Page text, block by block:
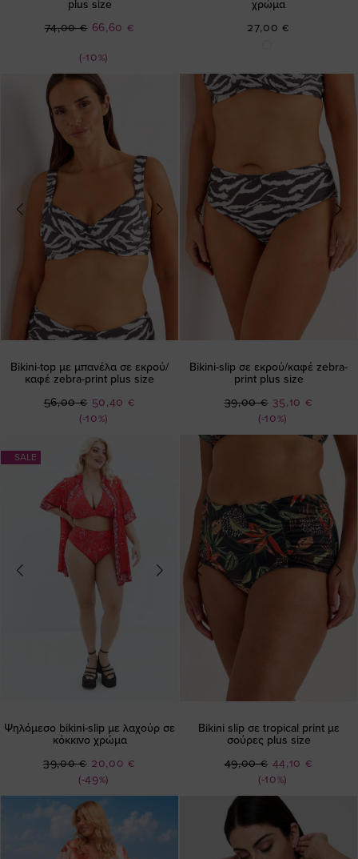
plus size
(-10%)
Ειδική
66,60 €
74,00 €
χρώμα
27,00 €
Bikini-top με μπανέλα σε εκρού/
καφέ zebra-print plus size
(-10%)
Ειδική
Τιμή
50,40 €
56,00 €
Bikini-slip σε εκρού/καφέ zebra-
print plus size
(-10%)
Ειδική
Τιμή
35,10 €
39,00 €
SALE
Ψηλόμεσο bikini-slip με λαχούρ σε
κόκκινο χρώμα
(-49%)
Ειδική
Τιμή
20,00 €
39,00 €
Bikini slip σε tropical print με
σούρες plus size
(-10%)
Ειδική
Τιμή
44,10 €
49,00 €